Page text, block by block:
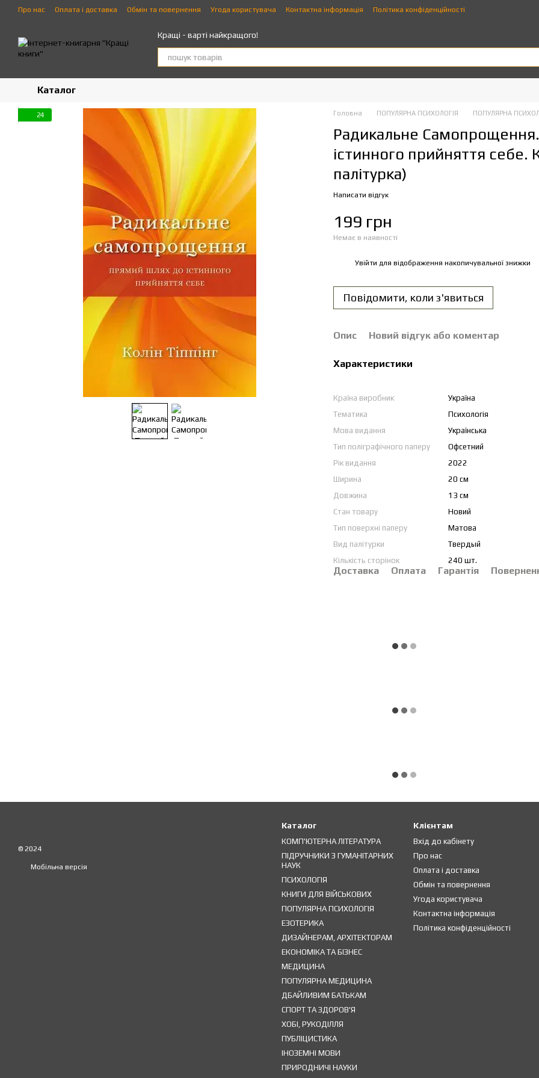
Перейти до основного контенту
Про нас Оплата і доставка Обмін та повернення Угода користувача Контактна інформація Політика конфіденційності
Кращі - варті найкращого!
Каталог
24 Головна ПОПУЛЯРНА ПСИХОЛОГІЯ ПОПУЛЯРНА
Радикальне
істинного прийняття себе.
палітурка)
Написати відгук
199 грн
Немає в наявності
Увійти для відображення накопичувальної знижки
Повідомити, коли з'явиться
Опис Новий відгук або коментар
Характеристики
Країна виробник
Україна
Тематика
Психологія
Мова видання
Українська
Тип поліграфічного паперу
Офсетний
Рік видання
2022
Ширина
20 см
Довжина
13 см
Стан товару
Новий
Тип поверхні паперу
Матова
Вид палітурки
Твердый
Кількість сторінок
240 шт.
Доставка Оплата Гарантія
© 2024
Мобільна версія
Каталог
КОМП'ЮТЕРНА ЛІТЕРАТУРА
ПІДРУЧНИКИ З ГУМАНІТАРНИХ
НАУК
ПСИХОЛОГІЯ
КНИГИ ДЛЯ ВІЙСЬКОВИХ
ПОПУЛЯРНА ПСИХОЛОГІЯ
ЕЗОТЕРИКА
ДИЗАЙНЕРАМ, АРХІТЕКТОРАМ
ЕКОНОМІКА ТА БІЗНЕС
МЕДИЦИНА
ПОПУЛЯРНА МЕДИЦИНА
ДБАЙЛИВИМ БАТЬКАМ
СПОРТ ТА ЗДОРОВ'Я
ХОБІ, РУКОДІЛЛЯ
ПУБЛІЦИСТИКА
ІНОЗЕМНІ МОВИ
ПРИРОДНИЧІ НАУКИ
Клієнтам
Вхід до кабінету
Про нас
Оплата і доставка
Обмін та повернення
Угода користувача
Контактна інформація
Політика конфіденційності